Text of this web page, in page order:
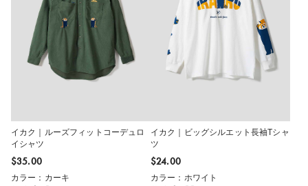
イカク｜ルーズフィットコーデュロ
イシャツ
$‌35.00
カラー：カーキ
イカク｜ビッグシルエット長袖Tシャ
ツ
$‌24.00
カラー：ホワイト